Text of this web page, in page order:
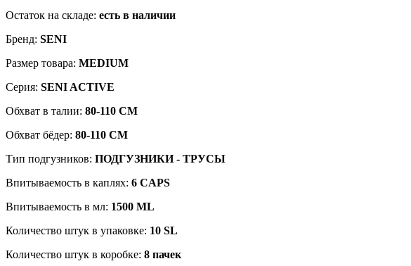
Остаток на складе: есть в наличии
Бренд: SENI
Размер товара: MEDIUM
Серия: SENI ACTIVE
Обхват в талии: 80-110 CM
Обхват бёдер: 80-110 CM
Тип подгузников: ПОДГУЗНИКИ - ТРУСЫ
Впитываемость в каплях: 6 CAPS
Впитываемость в мл: 1500 ML
Количество штук в упаковке: 10 SL
Количество штук в коробке: 8 пачек